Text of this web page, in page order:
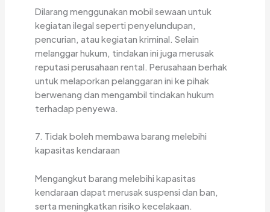
Dilarang menggunakan mobil sewaan untuk
kegiatan ilegal seperti penyelundupan,
pencurian, atau kegiatan kriminal. Selain
melanggar hukum, tindakan ini juga merusak
reputasi perusahaan rental. Perusahaan berhak
untuk melaporkan pelanggaran ini ke pihak
berwenang dan mengambil tindakan hukum
terhadap penyewa.
7. Tidak boleh membawa barang melebihi
kapasitas kendaraan
Mengangkut barang melebihi kapasitas
kendaraan dapat merusak suspensi dan ban,
serta meningkatkan risiko kecelakaan.